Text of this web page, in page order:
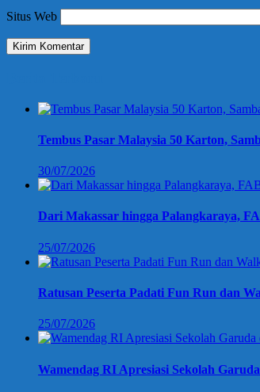
Situs Web
Tembus Pasar Malaysia 50 Karton,
30/07/2026
Dari Makassar hingga Palangkaraya,
25/07/2026
Ratusan Peserta Padati Fun Run dan
25/07/2026
Wamendag RI Apresiasi Sekolah